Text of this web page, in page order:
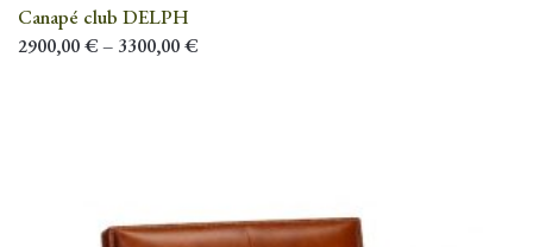
Canapé club DELPH
2900,00€– 3300,00€